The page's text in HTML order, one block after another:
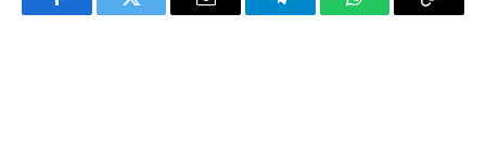
FacebookTwitter Email TelegramWhatsAppCopy